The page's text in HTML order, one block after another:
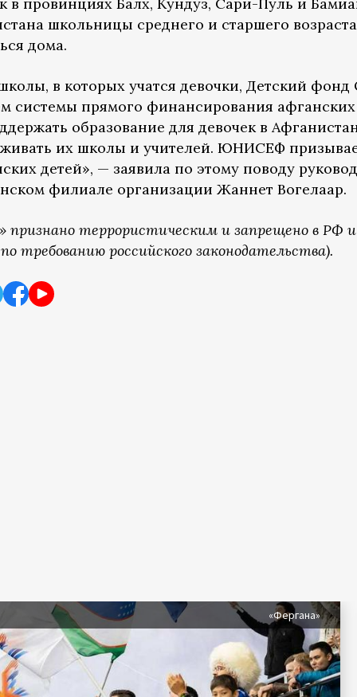
школьницы среднего и старшего
дома.
в которых учатся девочки, Детский
системы прямого финансирования афганских
образование для девочек в
их школы и учителей. ЮНИСЕФ
детей», — заявила по этому поводу
филиале организации Жаннет Вогелаар.
признано террористическим и запрещено в РФ
требованию российского законодательства).
«Фергана»